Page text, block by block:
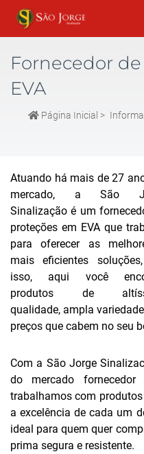
Fornecedor
EVA
Página Inicial >
Atuando há mais de 27
mercado, a São
Sinalização é um
proteções em EVA que
para oferecer as
mais eficientes
isso, aqui você
produtos de
qualidade, ampla
preços que cabem no seu
Com a São Jorge
do mercado
trabalhamos com
a excelência de cada um
ideal para quem quer
prima segura e resistente.